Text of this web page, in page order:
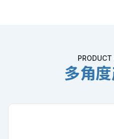
PRODUCT
多角